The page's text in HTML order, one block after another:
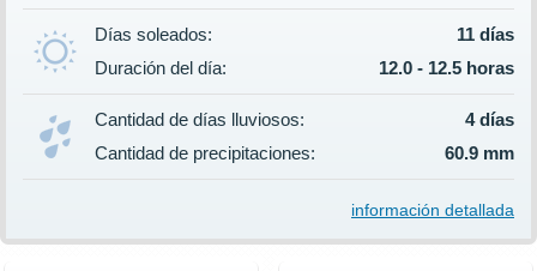
Días soleados:
11 días
Duración del día:
12.0 - 12.5 horas
Cantidad de días lluviosos:
4 días
Cantidad de precipitaciones:
60.9 mm
información detallada